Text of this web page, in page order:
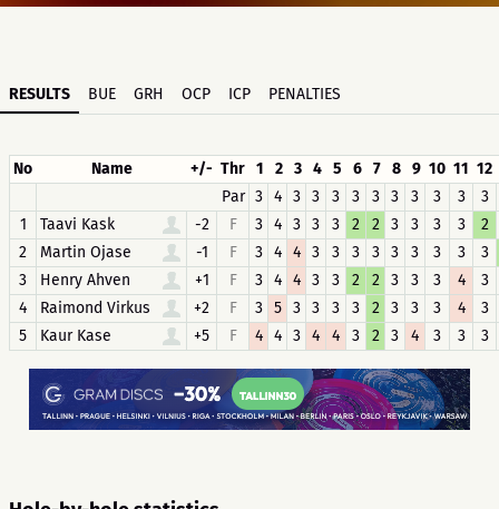
RESULTS BUE GRH OCP ICP PENALTIES
No Name +/- Thr 1 2 3 4 5 6 7 8 9 10 11 12
Par 3 4 3 3 3 3 3 3 3 3 3
3
1
Taavi Kask -2 F 3 4 3 3 3 2 2 3 3 3 3
2
2
Martin Ojase -1 F 3 4 4 3 3 3 3 3 3 3 3
3
3
Henry Ahven +1 F 3 4 4 3 3 2 2 3 3 3 4
3
4
Raimond Virkus +2 F 3 5 3 3 3 3 2 3 3 3 4
3
5
Kaur Kase +5 F 4 4 3 4 4 3 2 3 4 3 3 3